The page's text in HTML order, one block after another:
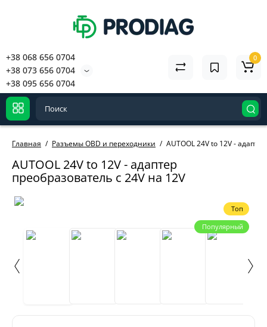
+38 068 656 0704
+38 073 656 0704
+38 095 656 0704
0
Главная Разъемы OBD и переходники AUTOOL 24V to 12V -
AUTOOL 24V to 12V - адаптер
преобразователь с 24V на 12V
Топ
Популярный